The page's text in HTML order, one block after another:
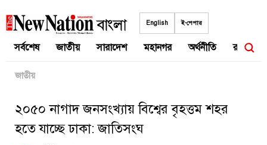
to
English ই-পেপার
সর্বশেষ জাতীয় সারাদেশ মহানগর অর্থনীতি রাজনীতি
জাতীয়
২০৫০ নাগাদ জনসংখ্যায় বিশ্বের বৃহত্তম শহর
হতে যাচ্ছে ঢাকা: জাতিসংঘ